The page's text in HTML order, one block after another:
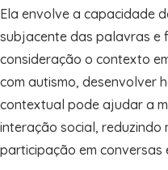
Ela envolve a capacidade
subjacente das palavras e
consideração o contexto
com autismo, desenvolver
contextual pode ajudar a
interação social,
participação em conversas